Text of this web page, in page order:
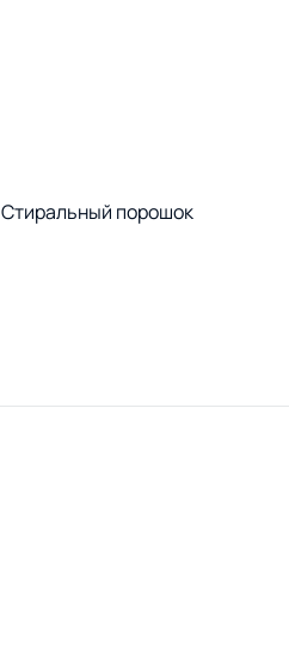
Стиральный порошок